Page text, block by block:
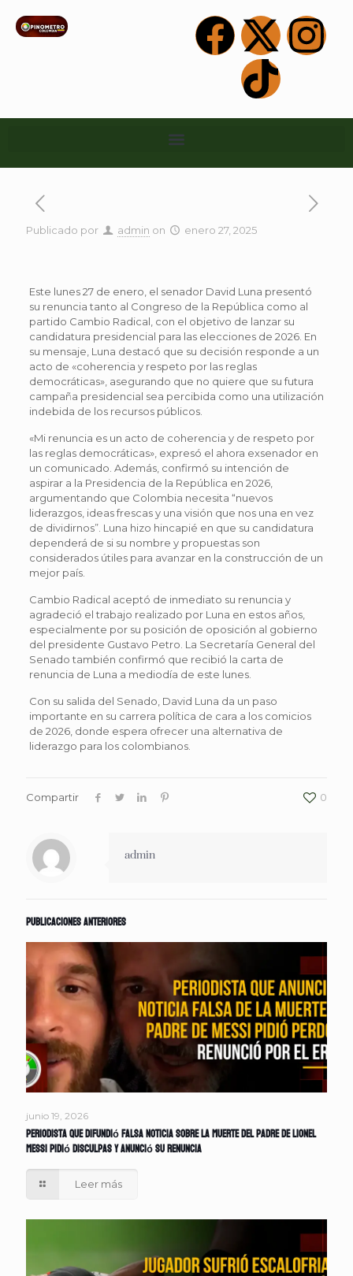
Publicado por admin on enero 27, 2025
Este lunes 27 de enero, el senador David Luna presentó
su renuncia tanto al Congreso de la República como al
partido Cambio Radical, con el objetivo de lanzar su
candidatura presidencial para las elecciones de 2026. En
su mensaje, Luna destacó que su decisión responde a un
acto de «coherencia y respeto por las reglas
democráticas», asegurando que no quiere que su futura
campaña presidencial sea percibida como una utilización
indebida de los recursos públicos.
«Mi renuncia es un acto de coherencia y de respeto por
las reglas democráticas», expresó el ahora exsenador en
un comunicado. Además, confirmó su intención de
aspirar a la Presidencia de la República en 2026,
argumentando que Colombia necesita “nuevos
liderazgos, ideas frescas y una visión que nos una en vez
de dividirnos”. Luna hizo hincapié en que su candidatura
dependerá de si su nombre y propuestas son
considerados útiles para avanzar en la construcción de un
mejor país.
Cambio Radical aceptó de inmediato su renuncia y
agradeció el trabajo realizado por Luna en estos años,
especialmente por su posición de oposición al gobierno
del presidente Gustavo Petro. La Secretaría General del
Senado también confirmó que recibió la carta de
renuncia de Luna a mediodía de este lunes.
Con su salida del Senado, David Luna da un paso
importante en su carrera política de cara a los comicios
de 2026, donde espera ofrecer una alternativa de
liderazgo para los colombianos.
Compartir 0
admin
Publicaciones anteriores
junio 19, 2026
Periodista que difundió falsa noticia sobre la muerte del padre de Lionel
Messi pidió disculpas y anunció su renuncia
Leer más